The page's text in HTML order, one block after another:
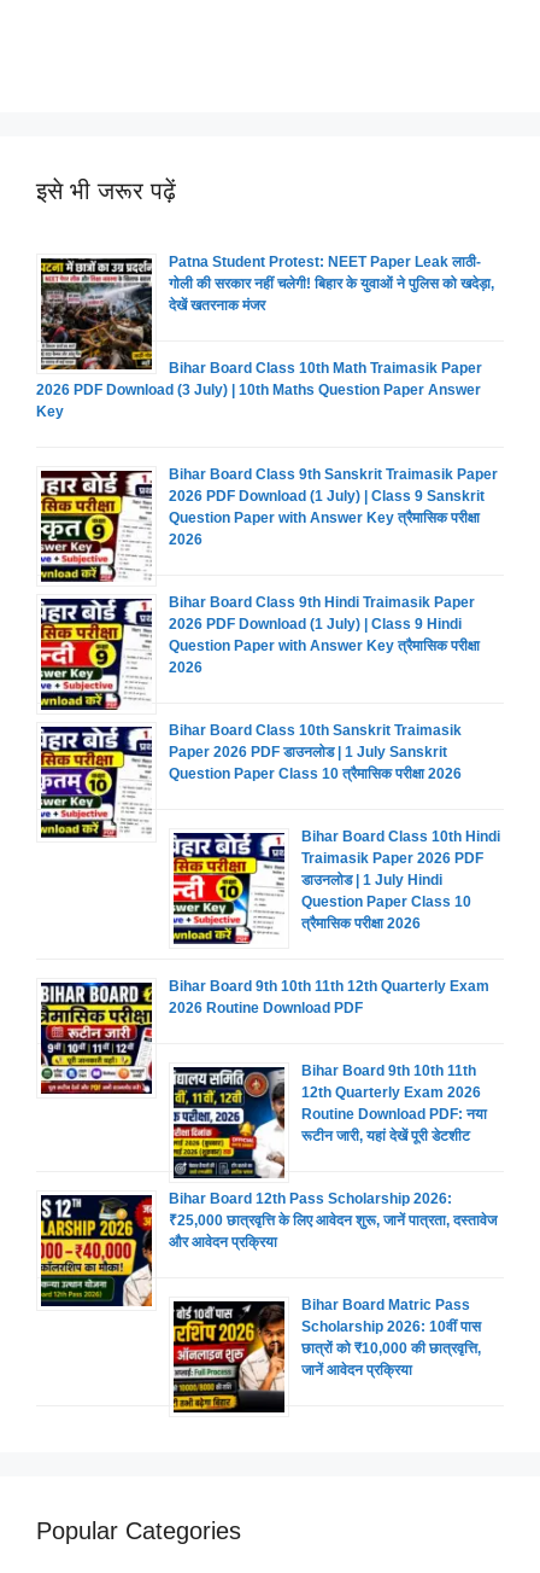
इसे भी जरूर पढ़ें
Patna Student Protest: NEET Paper Leak लाठी-
गोली की सरकार नहीं चलेगी! बिहार के युवाओं ने पुलिस को खदेड़ा,
देखें खतरनाक मंजर
Bihar Board Class 10th Math Traimasik Paper
2026 PDF Download (3 July) | 10th Maths Question Paper Answer
Key
Bihar Board Class 9th Sanskrit Traimasik Paper
2026 PDF Download (1 July) | Class 9 Sanskrit
Question Paper with Answer Key त्रैमासिक परीक्षा
2026
Bihar Board Class 9th Hindi Traimasik Paper
2026 PDF Download (1 July) | Class 9 Hindi
Question Paper with Answer Key त्रैमासिक परीक्षा
2026
Bihar Board Class 10th Sanskrit Traimasik
Paper 2026 PDF डाउनलोड | 1 July Sanskrit
Question Paper Class 10 त्रैमासिक परीक्षा 2026
Bihar Board Class 10th Hindi
Traimasik Paper 2026 PDF
डाउनलोड | 1 July Hindi
Question Paper Class 10
त्रैमासिक परीक्षा 2026
Bihar Board 9th 10th 11th 12th Quarterly Exam
2026 Routine Download PDF
Bihar Board 9th 10th 11th
12th Quarterly Exam 2026
Routine Download PDF: नया
रूटीन जारी, यहां देखें पूरी डेटशीट
Bihar Board 12th Pass Scholarship 2026:
₹25,000 छात्रवृत्ति के लिए आवेदन शुरू, जानें पात्रता, दस्तावेज
और आवेदन प्रक्रिया
Bihar Board Matric Pass
Scholarship 2026: 10वीं पास
छात्रों को ₹10,000 की छात्रवृत्ति,
जानें आवेदन प्रक्रिया
Popular Categories